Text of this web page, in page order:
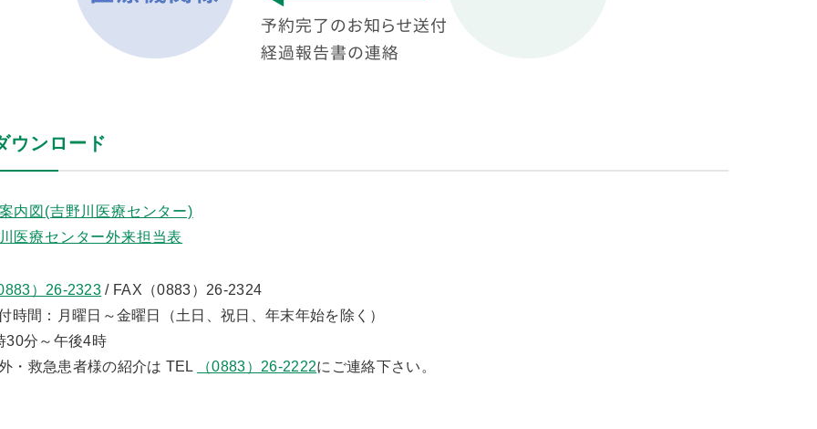
ウンロード
内図(吉野川医療センター)
医療センター外来担当表
）26-2323 / FAX（0883）26-2324
時間：月曜日～金曜日（土日、祝日、年末年始を除く）
30分～午後4時
・救急患者様の紹介は TEL
（0883）26-2222にご連絡下さい。